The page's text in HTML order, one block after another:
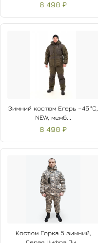
8 490 ₽
Зимний костюм Егерь –45 °C,
NEW, мемб...
8 490 ₽
Костюм Горка 5 зимний,